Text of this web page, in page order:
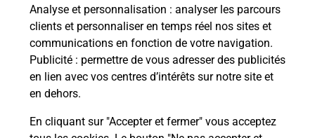
Analyse et personnalisation : analyser les parcours
clients et personnaliser en temps réel nos sites et
communications en fonction de votre navigation.
Publicité : permettre de vous adresser des publicités
en lien avec vos centres d’intérêts sur notre site et
en dehors.
En cliquant sur "Accepter et fermer" vous acceptez
Ouvert 24h/24
En savoir plus